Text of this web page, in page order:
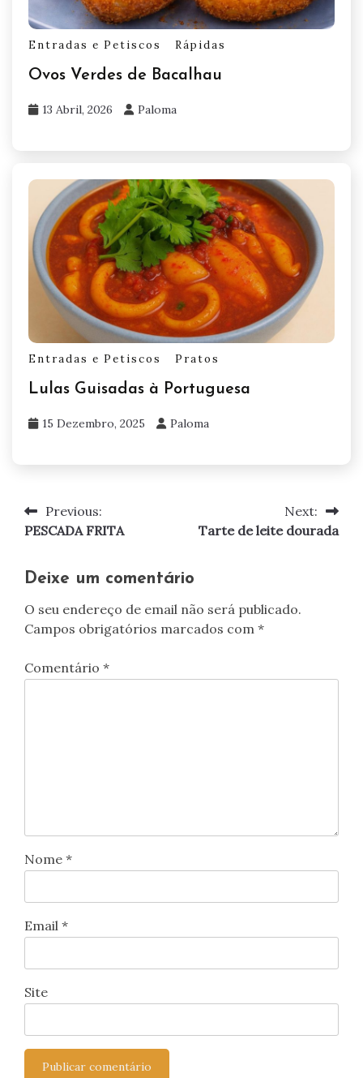
Entradas e Petiscos Rápidas
Ovos Verdes de Bacalhau
13 Abril, 2026 Paloma
Entradas e Petiscos Pratos
Lulas Guisadas à Portuguesa
15 Dezembro, 2025 Paloma
Navegação
artigos
Previous:
PESCADA FRITA
Next:
Tarte de leite dourada
Deixe um comentário
O seu endereço de email não será publicado.
Campos obrigatórios marcados com *
Comentário *
Nome *
Email *
Site